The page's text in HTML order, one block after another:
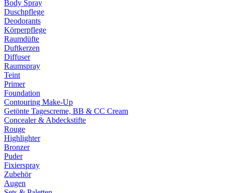
Body Spray
Duschpflege
Deodorants
Körperpflege
Raumdüfte
Duftkerzen
Diffuser
Raumspray
Teint
Primer
Foundation
Contouring Make-Up
Getönte Tagescreme, BB & CC Cream
Concealer & Abdeckstifte
Rouge
Highlighter
Bronzer
Puder
Fixierspray
Zubehör
Augen